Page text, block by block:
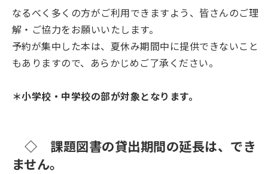
なるべく多くの方がご利用できますよう、皆さんのご理
解・ご協力をお願いいたします。
予約が集中した本は、夏休み期間中に提供できないこと
もありますので、あらかじめご了承ください。
＊小学校・中学校の部が対象となります。
◇ 課題図書の貸出期間の延長は、でき
ません。